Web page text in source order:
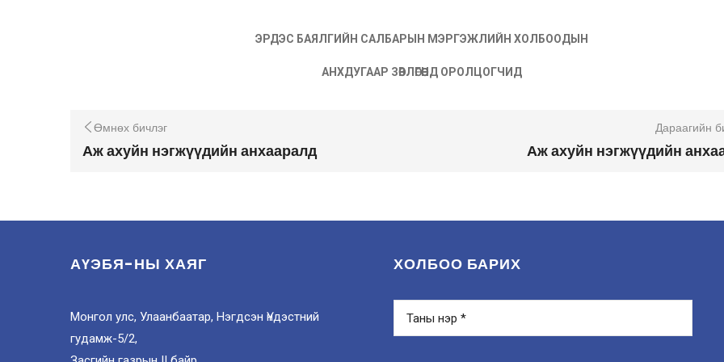
ЭРДЭС БАЯЛГИЙН САЛБАРЫН МЭРГЭЖЛИЙН ХОЛБООДЫН
АНХДУГААР ЗӨВЛӨГӨӨНД ОРОЛЦОГЧИД
Өмнөх бичлэг
Аж ахуйн нэгжүүдийн анхааралд
Дараагийн
Аж ахуйн нэгжүүдийн
АҮЭБЯ-НЫ ХАЯГ
Монгол улс, Улаанбаатар, Нэгдсэн Үндэстний
гудамж-5/2,
ХОЛБОО БАРИХ